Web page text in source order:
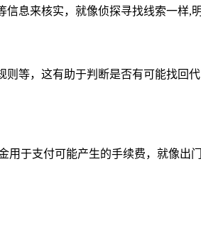
息来核实，就像侦探寻找线索一样,
等，这有助于判断是否有可能找回
于支付可能产生的手续费，就像出